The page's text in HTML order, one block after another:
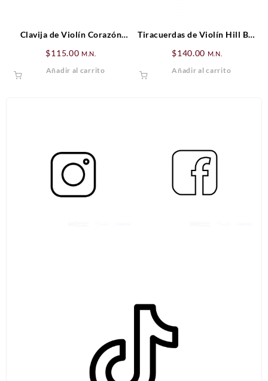
Clavija de Violín Corazón
$115.00 M.N.
Añadir al carrito
Tiracuerdas de Violín Hill Boj
$140.00 M.N.
Añadir al carrito